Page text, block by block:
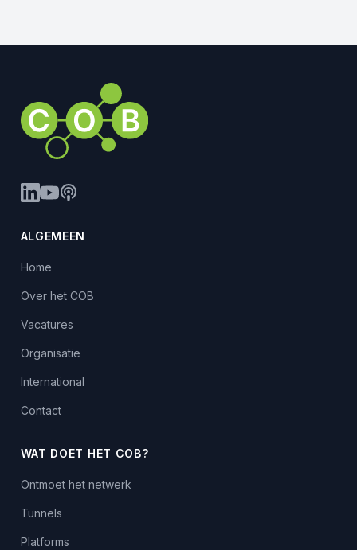
ALGEMEEN
Home
Over het COB
Vacatures
Organisatie
International
Contact
WAT DOET HET COB?
Ontmoet het netwerk
Tunnels
Platforms